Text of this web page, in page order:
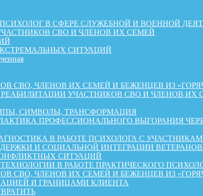
В СФЕРЕ СЛУЖЕБНОЙ И ВОЕННОЙ
СВО И ЧЛЕНОВ ИХ СЕМЕЙ
СИТУАЦИЙ
ЧЛЕНОВ ИХ СЕМЕЙ И БЕЖЕНЦЕВ ИЗ «ГОРЯЧИХ
УЧАСТНИКОВ СВО И ЧЛЕНОВ ИХ
СИМВОЛЫ, ТРАНСФОРМАЦИЯ
ПРОФЕССИОНАЛЬНОГО ВЫГОРАНИЯ
В РАБОТЕ ПСИХОЛОГА С
И СОЦИАЛЬНОЙ ИНТЕГРАЦИИ
СИТУАЦИЙ
В РАБОТЕ ПРАКТИЧЕСКОГО
ЧЛЕНОВ ИХ СЕМЕЙ И БЕЖЕНЦЕВ ИЗ «ГОРЯЧИХ
И ГРАНИЦАМИ КЛИЕНТА